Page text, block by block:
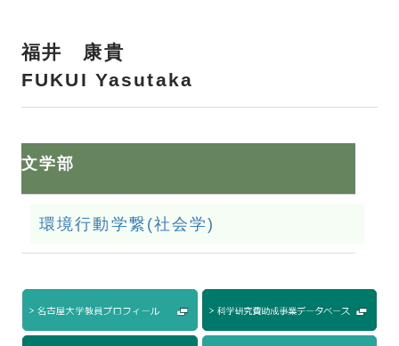
福井 康貴
FUKUI Yasutaka
文学部
環境行動学繋(社会学)